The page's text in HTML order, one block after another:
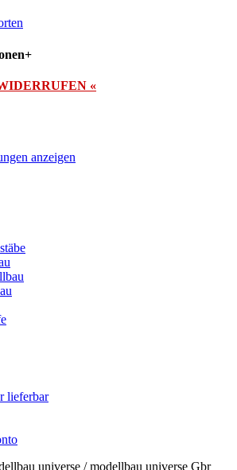
+
«
anzeigen
lieferbar
universe / modellbau universe Gbr